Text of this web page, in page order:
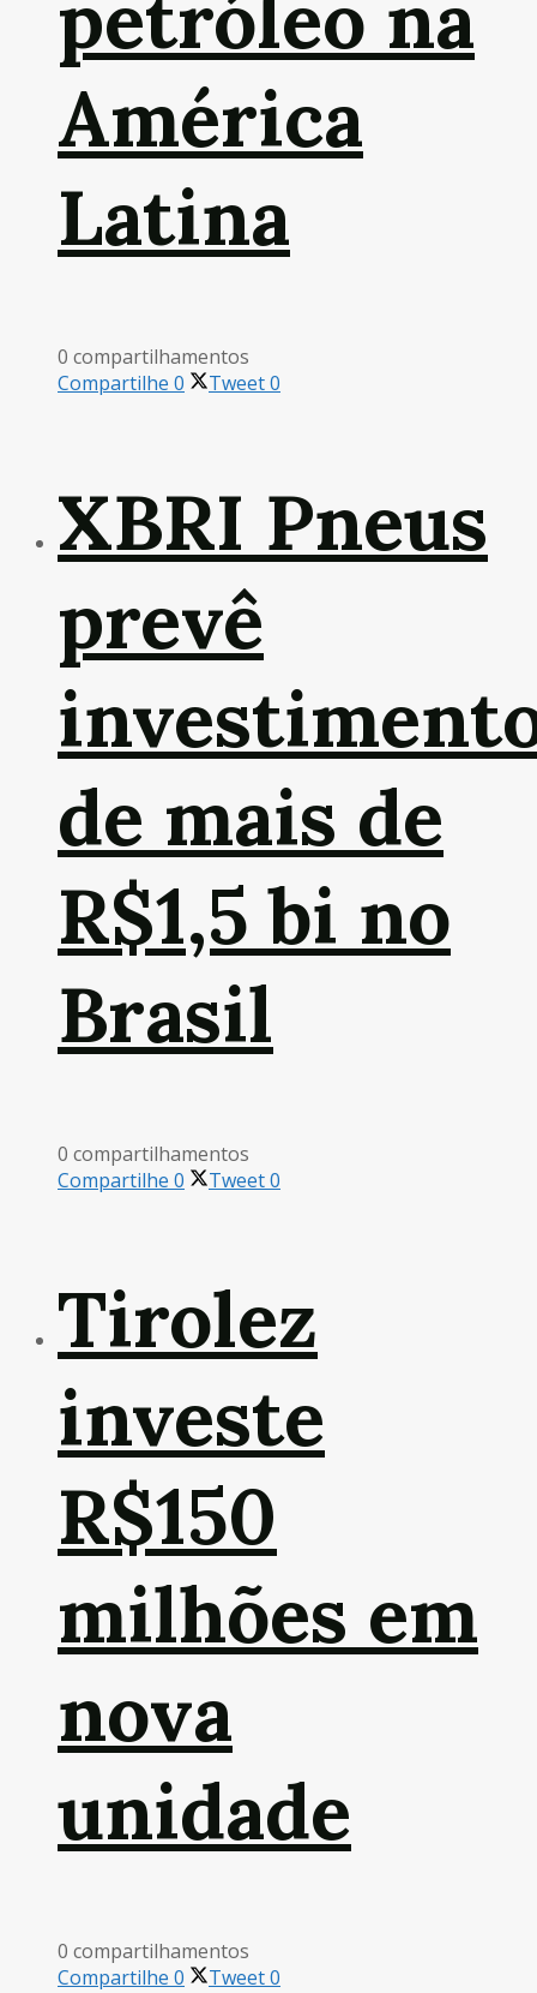
petróleo na
América
Latina
0 compartilhamentos
Compartilhe 0 Tweet0
XBRI Pneus
prevê
de mais de
R$1,5 bi no
Brasil
0 compartilhamentos
Compartilhe 0 Tweet0
Tirolez
investe
R$150
milhões em
nova
unidade
0 compartilhamentos
Compartilhe 0 Tweet0